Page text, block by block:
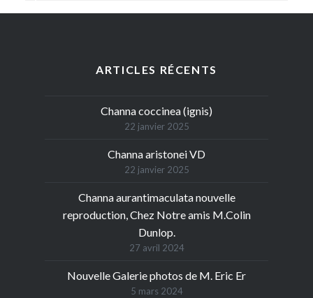
ARTICLES RÉCENTS
Channa coccinea (ignis)
22 janvier 2025
Channa aristonei VD
22 janvier 2025
Channa aurantimaculata nouvelle
reproduction, Chez Notre amis M.Colin
Dunlop.
27 avril 2024
Nouvelle Galerie photos de M. Eric Er
5 mars 2024